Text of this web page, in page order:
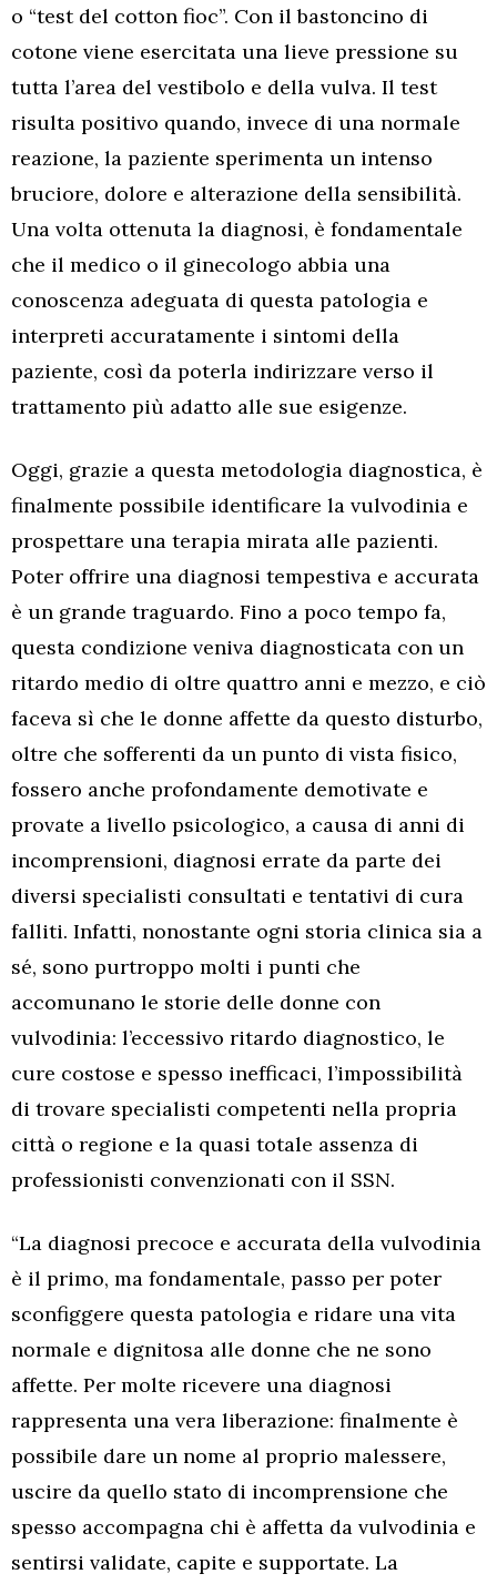
o “test del cotton fioc”. Con il bastoncino di
cotone viene esercitata una lieve pressione su
tutta l’area del vestibolo e della vulva. Il test
risulta positivo quando, invece di una normale
reazione, la paziente sperimenta un intenso
bruciore, dolore e alterazione della sensibilità.
Una volta ottenuta la diagnosi, è fondamentale
che il medico o il ginecologo abbia una
conoscenza adeguata di questa patologia e
interpreti accuratamente i sintomi della
paziente, così da poterla indirizzare verso il
trattamento più adatto alle sue esigenze.
Oggi, grazie a questa metodologia diagnostica, è
finalmente possibile identificare la vulvodinia e
prospettare una terapia mirata alle pazienti.
Poter offrire una diagnosi tempestiva e accurata
è un grande traguardo. Fino a poco tempo fa,
questa condizione veniva diagnosticata con un
ritardo medio di oltre quattro anni e mezzo, e ciò
faceva sì che le donne affette da questo disturbo,
oltre che sofferenti da un punto di vista fisico,
fossero anche profondamente demotivate e
provate a livello psicologico, a causa di anni di
incomprensioni, diagnosi errate da parte dei
diversi specialisti consultati e tentativi di cura
falliti. Infatti, nonostante ogni storia clinica sia a
sé, sono purtroppo molti i punti che
accomunano le storie delle donne con
vulvodinia: l’eccessivo ritardo diagnostico, le
cure costose e spesso inefficaci, l’impossibilità
di trovare specialisti competenti nella propria
città o regione e la quasi totale assenza di
professionisti convenzionati con il SSN.
“La diagnosi precoce e accurata della vulvodinia
è il primo, ma fondamentale, passo per poter
sconfiggere questa patologia e ridare una vita
normale e dignitosa alle donne che ne sono
affette. Per molte ricevere una diagnosi
rappresenta una vera liberazione: finalmente è
possibile dare un nome al proprio malessere,
uscire da quello stato di incomprensione che
spesso accompagna chi è affetta da vulvodinia e
sentirsi validate, capite e supportate. La